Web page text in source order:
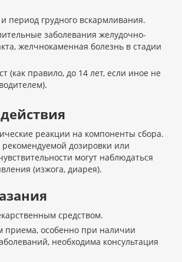
период грудного вскармливания.
заболевания желудочно-
желчнокаменная болезнь в стадии
(как правило, до 14 лет, если иное не
реакции на компоненты сбора.
дозировки или
могут наблюдаться
(изжога, диарея).
средством.
приема, особенно при наличии
необходима консультация